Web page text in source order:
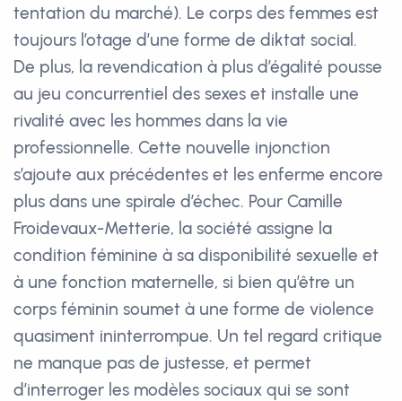
tentation du marché). Le corps des femmes est
toujours l’otage d’une forme de diktat social.
De plus, la revendication à plus d’égalité pousse
au jeu concurrentiel des sexes et installe une
rivalité avec les hommes dans la vie
professionnelle. Cette nouvelle injonction
s’ajoute aux précédentes et les enferme encore
plus dans une spirale d’échec. Pour Camille
Froidevaux-Metterie, la société assigne la
condition féminine à sa disponibilité sexuelle et
à une fonction maternelle, si bien qu’être un
corps féminin soumet à une forme de violence
quasiment ininterrompue. Un tel regard critique
ne manque pas de justesse, et permet
d’interroger les modèles sociaux qui se sont